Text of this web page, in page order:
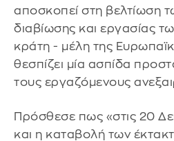
αποσκοπεί στη βελτίωση
διαβίωσης και εργασίας
κράτη - μέλη της
θεσπίζει μία ασπίδα
τους εργαζόμενους
Πρόσθεσε πως «στις 20
και η καταβολή των